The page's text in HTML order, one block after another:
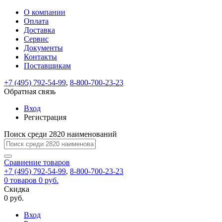
ВходРегистрация
Только
test@example.com
отправлена
по
ней
для
регистрации.
Ок
Только
Запомнить
меня
Забыли
Восстановление
пароля
Заполните
форму.
Мы
отправим
ссылку
на
указанный
электронный
адрес,
перейдя
по
которой
вы
новый
На
вашу
test@test.ru
отправлена
ссылка.
Перейдите
по
для
смены
пароля.
Введите
новый
пароль
Сменить
Пароль
успешно
Войти
Обратная
связь
Сообщение
пользовательского
соглашения
Ваше
сообщение
успешно
О компании
Оплата
Доставка
Сервис
Документы
Контакты
Поставщикам
+7 (495) 792-54-99, 8-800-700-23-23
Обратная связь
Вход
Регистрация
Поиск среди 2820 наименований
Сравнение товаров
+7 (495) 792-54-99, 8-800-700-23-23
0 товаров 0 руб.
Скидка
0 руб.
Вход